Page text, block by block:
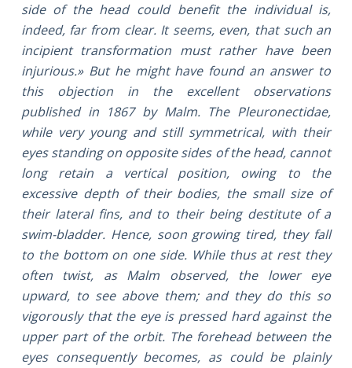
side of the head could benefit the individual is,
indeed, far from clear. It seems, even, that such an
incipient transformation must rather have been
injurious.» But he might have found an answer to
this objection in the excellent observations
published in 1867 by Malm. The Pleuronectidae,
while very young and still symmetrical, with their
eyes standing on opposite sides of the head, cannot
long retain a vertical position, owing to the
excessive depth of their bodies, the small size of
their lateral fins, and to their being destitute of a
swim-bladder. Hence, soon growing tired, they fall
to the bottom on one side. While thus at rest they
often twist, as Malm observed, the lower eye
upward, to see above them; and they do this so
vigorously that the eye is pressed hard against the
upper part of the orbit. The forehead between the
eyes consequently becomes, as could be plainly